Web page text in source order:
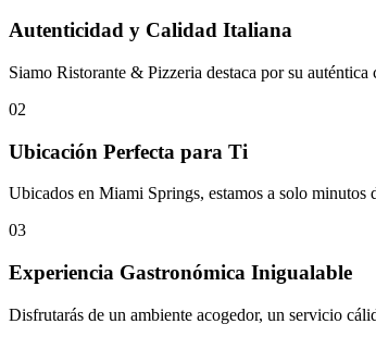
Autenticidad y Calidad Italiana
Siamo Ristorante & Pizzeria destaca por su
02
Ubicación Perfecta para Ti
Ubicados en Miami Springs, estamos a solo
03
Experiencia Gastronómica Inigualable
Disfrutarás de un ambiente acogedor, un servicio